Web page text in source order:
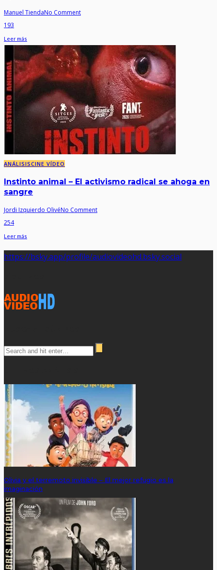
Manuel TiendaNo Comment
193
Leer más
ANÁLISISCINE VÍDEO
Instinto animal – El activismo radical se ahoga en
sangre
Jordi Izquierdo OlivéNo Comment
254
Leer más
https://bsky.app/profile/audiovideohd.bsky.social
Olivia y el terremoto invisible – El mejor refugio es la
imaginación